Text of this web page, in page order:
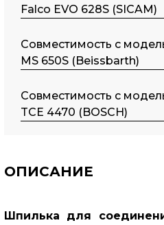
Falco EVO 628S (SICAM)
Совместимость с
MS 650S (Beissbarth)
Совместимость с
TCE 4470 (BOSCH)
ОПИСАНИЕ
Шпилька для